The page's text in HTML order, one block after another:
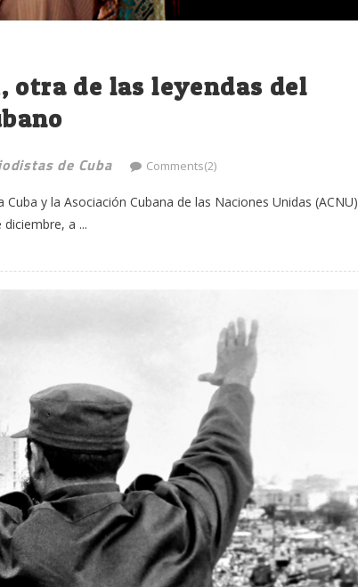
otra de las leyendas del
de Cuba Comments(2)
y la Asociación Cubana de las Naciones Unidas (ACNU)
a ...